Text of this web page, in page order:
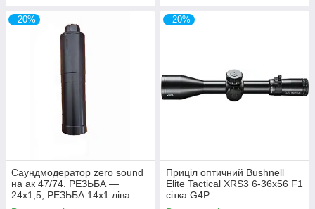
–20%
Саундмодератор zero sound
на ак 47/74. РЕЗЬБА —
24х1,5, РЕЗЬБА 14х1 ліва
–20%
Приціл оптичний Bushnell
Elite Tactical XRS3 6-36x56 F1
сітка G4P